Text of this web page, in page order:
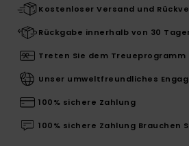
Kostenloser Versand und
Rückgabe innerhalb von 30
Treten Sie dem Treueprogramm
Unser umweltfreundliches
100% sichere Zahlung
100% sichere Zahlung Brauchen